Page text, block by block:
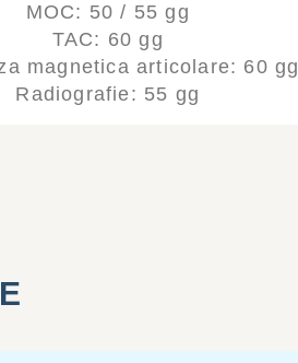
MOC: 50 / 55 gg
TAC: 60 gg
magnetica articolare: 60 gg
Radiografie: 55 gg